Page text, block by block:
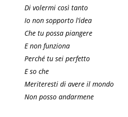
Di volermi così tanto
Io non sopporto l’idea
Che tu possa piangere
E non funziona
Perché tu sei perfetto
E so che
Meriteresti di avere il mondo
Non posso andarmene